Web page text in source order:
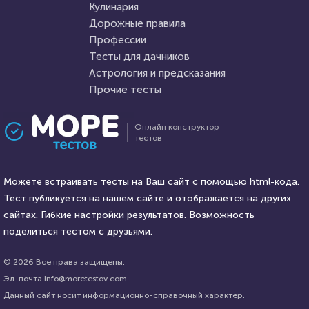
2 января 2021 83747
Прочие тесты
Awdienko HTML - код
5 октября 2021 27188
2 апреля 2022
Проходили 674 раза
«О жизни в шутку и всерьез!»
Онлайн конструктор
тестов
Можете встраивать тесты на Ваш сайт с помощью html-кода.
Тест публикуется на нашем сайте и отображается на других
сайтах. Гибкие настройки результатов. Возможность
поделиться тестом с друзьями.
© 2026 Все права защищены.
Эл. почта info@moretestov.com
Данный сайт носит информационно-справочный характер.
Кулинария
Дорожные правила
Профессии
Тесты для дачников
Астрология и предсказания
Прочие тесты